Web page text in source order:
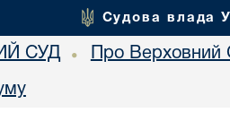
Судова влада
СУД • Про Верховний